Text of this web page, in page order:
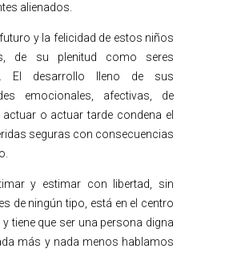
alienados.
y la felicidad de estos niños
de su plenitud como seres
El desarrollo lleno de sus
emocionales, afectivas, de
o actuar tarde condena el
seguras con consecuencias
y estimar con libertad, sin
de ningún tipo, está en el centro
y tiene que ser una persona digna
más y nada menos hablamos